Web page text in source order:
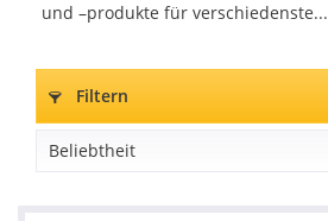
und –produkte für verschiedenste...
Filtern